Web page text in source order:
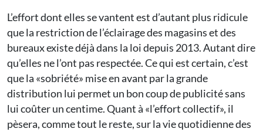
L’effort dont elles se vantent est d’autant plus ridicule
que la restriction de l’éclairage des magasins et des
bureaux existe déjà dans la loi depuis 2013. Autant dire
qu’elles ne l’ont pas respectée. Ce qui est certain, c’est
que la «sobriété» mise en avant par la grande
distribution lui permet un bon coup de publicité sans
lui coûter un centime. Quant à «l’effort collectif», il
pèsera, comme tout le reste, sur la vie quotidienne des